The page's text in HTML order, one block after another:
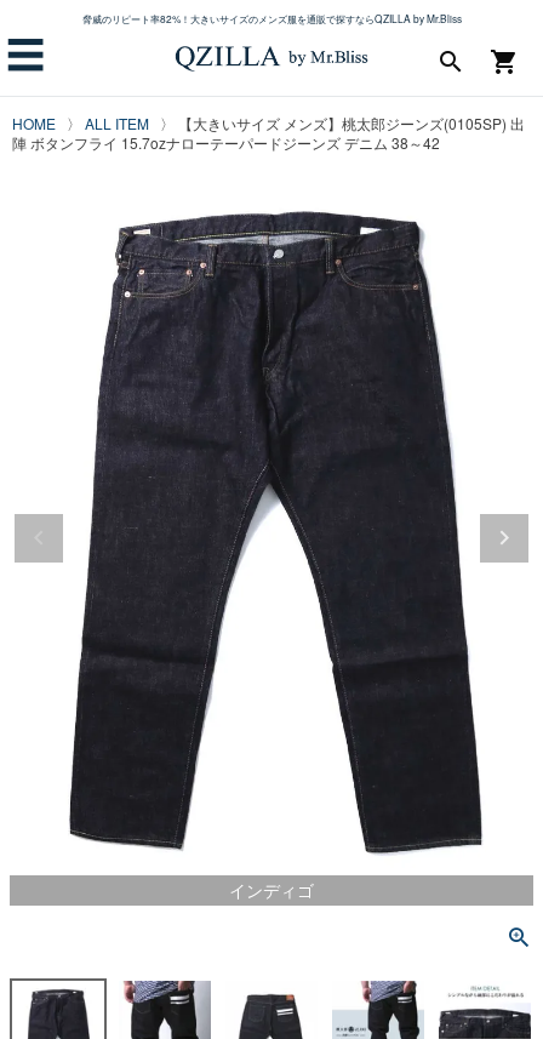
脅威のリピート率82%！大きいサイズのメンズ服を通販で探すならQZILLA by Mr.Bliss
☰ shopping_cart
search
HOME ALL ITEM
【大きいサイズ メンズ】桃太郎ジーンズ(0105SP) 出
陣 ボタンフライ 15.7ozナローテーパードジーンズ デニム 38～42
インディゴ